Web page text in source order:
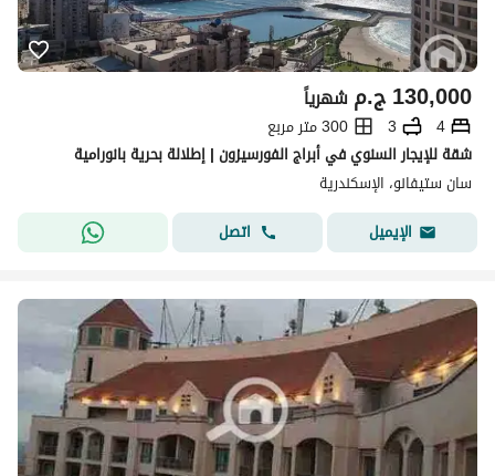
ج.م130,000 شهرياً
4
3
300 متر مربع
شقة للإيجار السنوي في أبراج الفورسيزون | إطلالة بحرية بانورامية
سان ستيفانو، الإسكندرية
الإيميل
اتصل